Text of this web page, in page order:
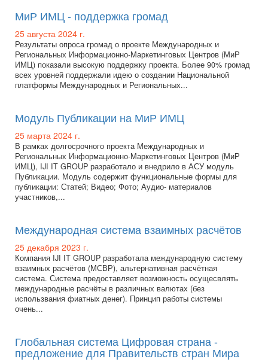
МиР ИМЦ - поддержка громад
25 августа 2024 г.
Результаты опроса громад о проекте Международных и
Региональных Информационно-Маркетинговых Центров (МиР
ИМЦ) показали высокую поддержку проекта. Более 90% громад
всех уровней поддержали идею о создании Национальной
платформы Международных и Региональных...
Модуль Публикации на МиР ИМЦ
25 марта 2024 г.
В рамках долгосрочного проекта Международных и
Региональных Информационно-Маркетинговых Центров (МиР
ИМЦ), IJI IT GROUP разработало и внедрило в АСУ модуль
Публикации. Модуль содержит функциональные формы для
публикации: Статей; Видео; Фото; Аудио- материалов
участников,...
Международная система взаимных расчётов
25 декабря 2023 г.
Компания IJI IT GROUP разработала международную систему
взаимных расчётов (МСВР), альтернативная расчётная
система. Система предоставляет возможность осущесвлять
международные расчёты в различных валютах (без
использвания фиатных денег). Принцип работы системы
очень...
Глобальная система Цифровая страна -
предложение для Правительств стран Мира